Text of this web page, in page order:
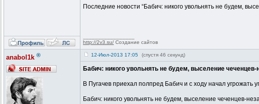
Последние новости “Бабич: никого увольнять не будем,
http://2v3.su/ Создание сайтов
anabol1k ® 12-Июл-2013 17:05 (спустя 46 секунд)
Бабич: никого увольнять не будем, выселение чеченцев-
В Пугачев приехал полпред Бабич и с ходу начал угрожать
Бабич: никого увольнять не будем, выселение чеченцев-